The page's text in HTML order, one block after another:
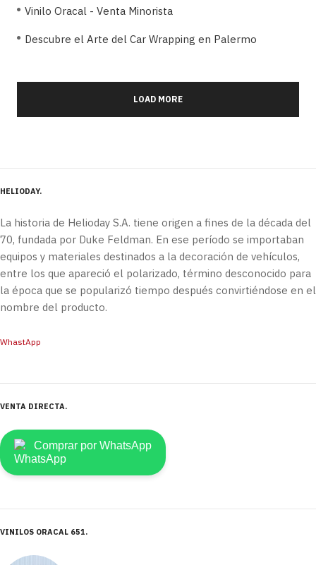
Vinilo Oracal - Venta Minorista
Descubre el Arte del Car Wrapping en Palermo
LOAD MORE
HELIODAY
La historia de Helioday S.A. tiene origen a fines de la década del
70, fundada por Duke Feldman. En ese período se importaban
equipos y materiales destinados a la decoración de vehículos,
entre los que apareció el polarizado, término desconocido para
la época que se popularizó tiempo después convirtiéndose en el
nombre del producto.
WhastApp
VENTA DIRECTA
Comprar por WhatsApp
VINILOS ORACAL 651